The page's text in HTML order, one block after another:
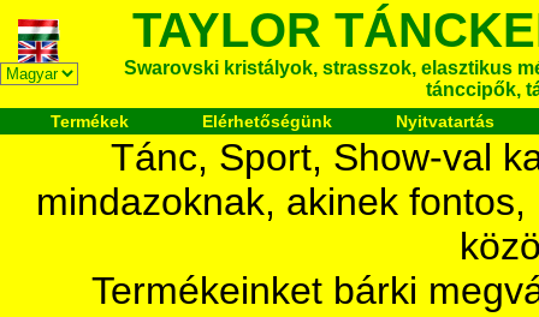
TAYLOR
Swarovski kristályok, strasszok, elasztikus
tánccipők,
Termékek Elérhetőségünk Nyitvatartás
Tánc, Sport, Show-val
mindazoknak, akinek
Termékeinket bárki